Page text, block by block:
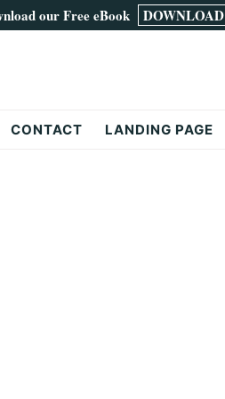
our Free eBook DOWNLOAD
CONTACT LANDING PAGE